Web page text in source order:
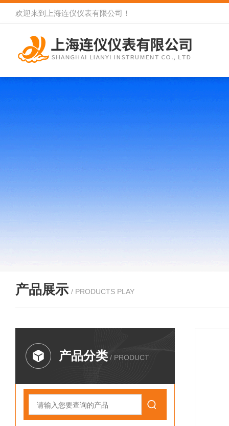
欢迎来到 上海连仪仪表有限公司 ！
产品展示 / PRODUCTS PLAY
产品分类 / PRODUCT